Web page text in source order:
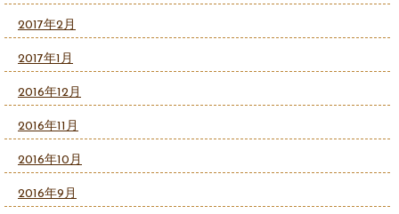
2017年2月
2017年1月
2016年12月
2016年11月
2016年10月
2016年9月